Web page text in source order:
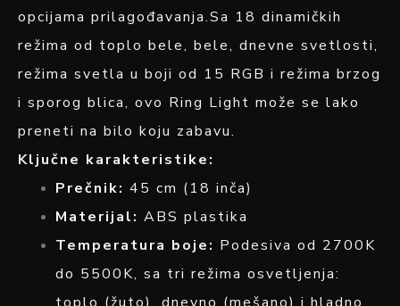
opcijama prilagođavanja.Sa 18 dinamičkih
režima od toplo bele, bele, dnevne svetlosti,
režima svetla u boji od 15 RGB i režima brzog
i sporog blica, ovo Ring Light može se lako
preneti na bilo koju zabavu.
Ključne karakteristike:
Prečnik: 45 cm (18 inča)
Materijal: ABS plastika
Temperatura boje: Podesiva od 2700K
do 5500K, sa tri režima osvetljenja: